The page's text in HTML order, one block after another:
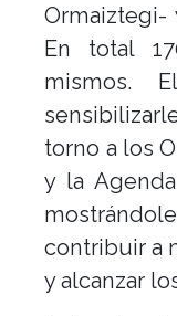
En total
mismos.
torno a los
y la
contribuir a
y alcanzar